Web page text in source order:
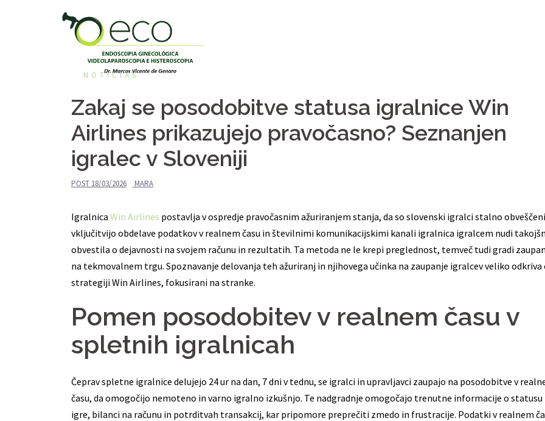
NOTÍCIAS
Zakaj se posodobitve statusa igralnice Win
Airlines prikazujejo pravočasno? Seznanjen
igralec v Sloveniji
POST 18/03/2026 MARA
Igralnica Win Airlines postavlja v ospredje pravočasnim ažuriranjem stanja, da so slovenski igralci stalno
vključitvijo obdelave podatkov v realnem času in številnimi komunikacijskimi kanali igralnica igralcem nudi
obvestila o dejavnosti na svojem računu in rezultatih. Ta metoda ne le krepi preglednost, temveč tudi gradi
na tekmovalnem trgu. Spoznavanje delovanja teh ažuriranj in njihovega učinka na zaupanje igralcev veliko odkriva
strategiji Win Airlines, fokusirani na stranke.
Pomen posodobitev v realnem času v
spletnih igralnicah
Čeprav spletne igralnice delujejo 24 ur na dan, 7 dni v tednu, se igralci in upravljavci zaupajo na posodobitve v
času, da omogočijo nemoteno in varno igralno izkušnjo. Te nadgradnje omogočajo trenutne informacije o statusu
igre, bilanci na računu in potrditvah transakcij, kar pripomore preprečiti zmedo in frustracije. Podatki v realnem